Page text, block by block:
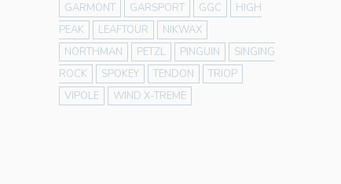
GARMONT GARSPORT GGC
HIGH
PEAK
LEAFTOUR
NIKWAX
NORTHMAN
PETZL PINGUIN
SINGING
ROCK
SPOKEY TENDON
TRIOP
VIPOLE
WIND X-TREME